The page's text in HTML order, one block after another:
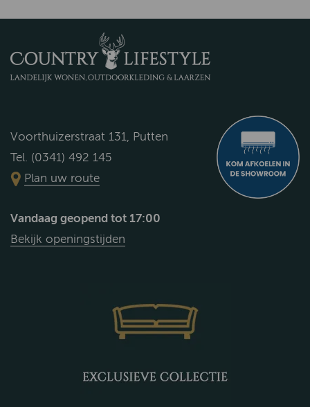
Voorthuizerstraat 131, Putten
Tel. (0341) 492 145
Plan uw route
Vandaag geopend tot 17:00
Bekijk openingstijden